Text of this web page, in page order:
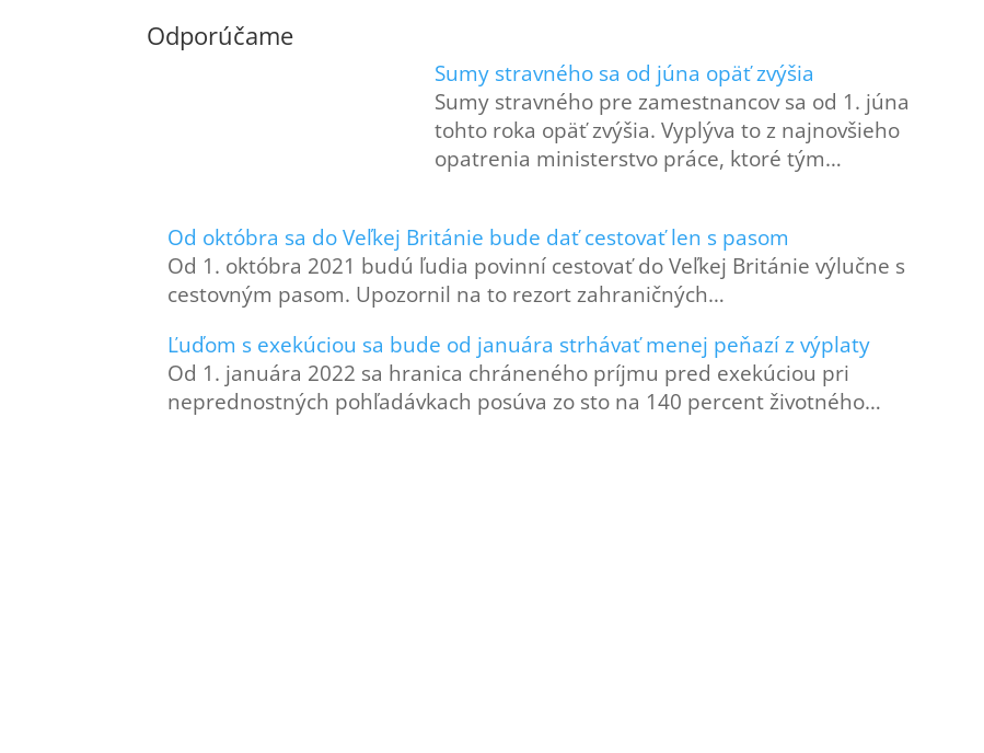
Odporúčame
Sumy stravného sa od júna opäť zvýšia
Sumy stravného pre zamestnancov sa od 1. júna
tohto roka opäť zvýšia. Vyplýva to z najnovšieho
opatrenia ministerstvo práce, ktoré tým…
Od októbra sa do Veľkej Británie bude dať cestovať len s pasom
Od 1. októbra 2021 budú ľudia povinní cestovať do Veľkej Británie výlučne s
cestovným pasom. Upozornil na to rezort zahraničných…
Ľuďom s exekúciou sa bude od januára strhávať menej peňazí z výplaty
Od 1. januára 2022 sa hranica chráneného príjmu pred exekúciou pri
neprednostných pohľadávkach posúva zo sto na 140 percent životného…